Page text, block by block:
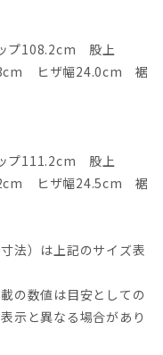
プ108.2cm 股上
ヒザ幅24.0cm 裾
プ111.2cm 股上
ヒザ幅24.5cm 裾
法）は上記のサイズ表
の数値は目安としての
示と異なる場合があり